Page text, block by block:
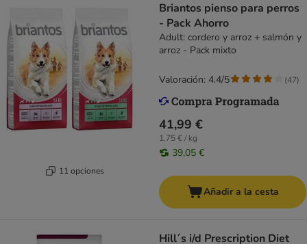
11 opciones
Briantos pienso para perros
- Pack Ahorro
Adult: cordero y arroz + salmón y
arroz - Pack mixto
41,99 €
1,75 € / kg
39,05 €
Valoración: 4.4/5 (47)
Añadir a la cesta
Hill´s i/d Prescription Diet